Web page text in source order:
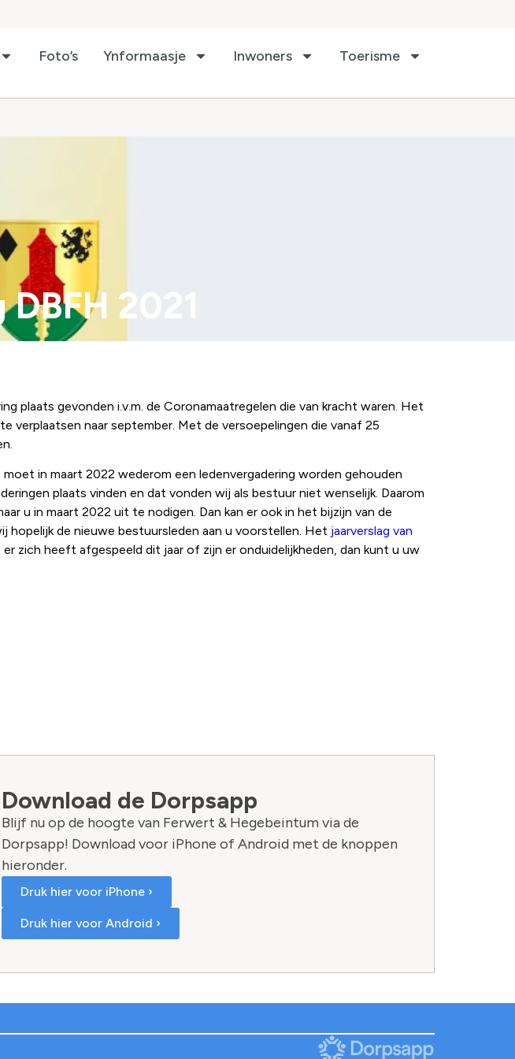
Foto’s Ynformaasje Inwoners Toerisme
2021
plaats gevonden i.v.m. de Coronamaatregelen die van kracht waren. Het
verplaatsen naar september. Met de versoepelingen die vanaf 25
in maart 2022 wederom een ledenvergadering worden gehouden
plaats vinden en dat vonden wij als bestuur niet wenselijk. Daarom
u in maart 2022 uit te nodigen. Dan kan er ook in het bijzijn van de
hopelijk de nieuwe bestuursleden aan u voorstellen. Het jaarverslag van
zich heeft afgespeeld dit jaar of zijn er onduidelijkheden, dan kunt u uw
Download de Dorpsapp
Blijf nu op de hoogte van Ferwert & Hegebeintum via de
Dorpsapp! Download voor iPhone of Android met de knoppen
hieronder.
Druk hier voor iPhone ›
Druk hier voor Android ›